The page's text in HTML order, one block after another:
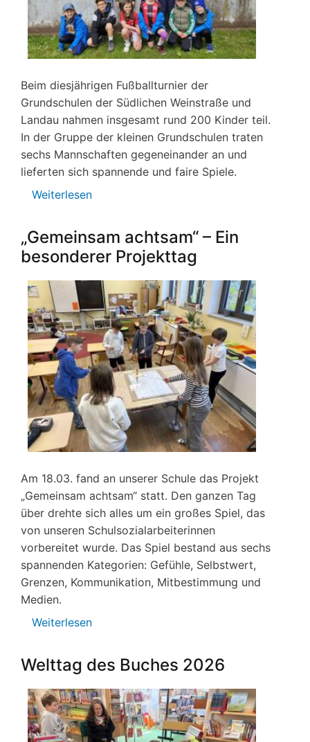
Beim diesjährigen Fußballturnier der
Grundschulen der Südlichen Weinstraße und
Landau nahmen insgesamt rund 200 Kinder teil.
In der Gruppe der kleinen Grundschulen traten
sechs Mannschaften gegeneinander an und
lieferten sich spannende und faire Spiele.
Weiterlesen
„Gemeinsam achtsam“ – Ein
besonderer Projekttag
Am 18.03. fand an unserer Schule das Projekt
„Gemeinsam achtsam“ statt. Den ganzen Tag
über drehte sich alles um ein großes Spiel, das
von unseren Schulsozialarbeiterinnen
vorbereitet wurde. Das Spiel bestand aus sechs
spannenden Kategorien: Gefühle, Selbstwert,
Grenzen, Kommunikation, Mitbestimmung und
Medien.
Weiterlesen
achtsam“
–
Ein
besonderer
Projekttag
Welttag des Buches 2026